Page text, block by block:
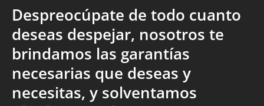
Despreocúpate de todo cuanto
deseas despejar, nosotros te
brindamos las garantías
necesarias que deseas y
necesitas, y solventamos